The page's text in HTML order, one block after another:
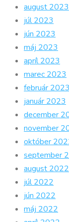
august 2023
júl 2023
jún 2023
máj 2023
apríl 2023
marec 2023
február 2023
január 2023
december
november
október
september
august 2022
júl 2022
jún 2022
máj 2022